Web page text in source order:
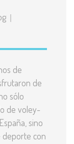
de
de
sólo
de voley-
sino
deporte con